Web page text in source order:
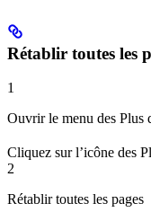
Rétablir toutes les
1
Ouvrir le menu des Plus
Cliquez sur l’icône des
2
Rétablir toutes les pages